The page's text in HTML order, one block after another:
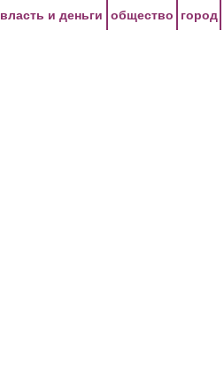
власть и деньги общество город